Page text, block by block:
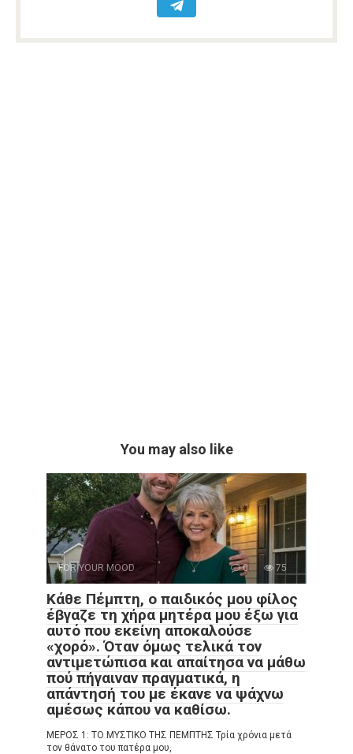
You may also like
FOR YOUR MOOD 0 75
Κάθε Πέμπτη, ο παιδικός μου φίλος
έβγαζε τη χήρα μητέρα μου έξω για
αυτό που εκείνη αποκαλούσε
«χορό». Όταν όμως τελικά τον
αντιμετώπισα και απαίτησα να μάθω
πού πήγαιναν πραγματικά, η
απάντησή του με έκανε να ψάχνω
αμέσως κάπου να καθίσω.
ΜΕΡΟΣ 1: ΤΟ ΜΥΣΤΙΚΟ ΤΗΣ ΠΕΜΠΤΗΣ Τρία χρόνια μετά
τον θάνατο του πατέρα μου,